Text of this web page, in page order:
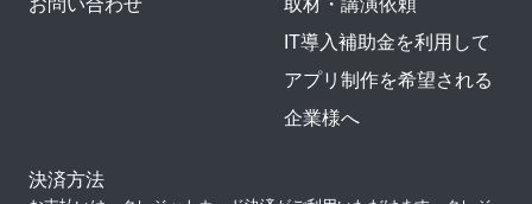
お問い合わせ
取材・講演依頼
IT導入補助金を利用して
アプリ制作を希望される
企業様へ
決済方法